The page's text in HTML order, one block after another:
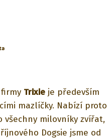
Trixie je především
mazlíčky. Nabízí proto
milovníky zvířat,
Dogsie jsme od